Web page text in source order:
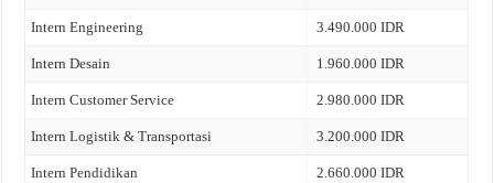
Intern Engineering 3.490.000 IDR
Intern Desain 1.960.000 IDR
Intern Customer Service 2.980.000 IDR
Intern Logistik & Transportasi 3.200.000 IDR
Intern Pendidikan 2.660.000 IDR